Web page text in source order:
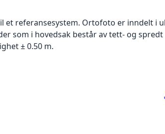
et referansesystem. Ortofoto er inndelt i
som i hovedsak består av tett- og spredt
± 0.50 m.